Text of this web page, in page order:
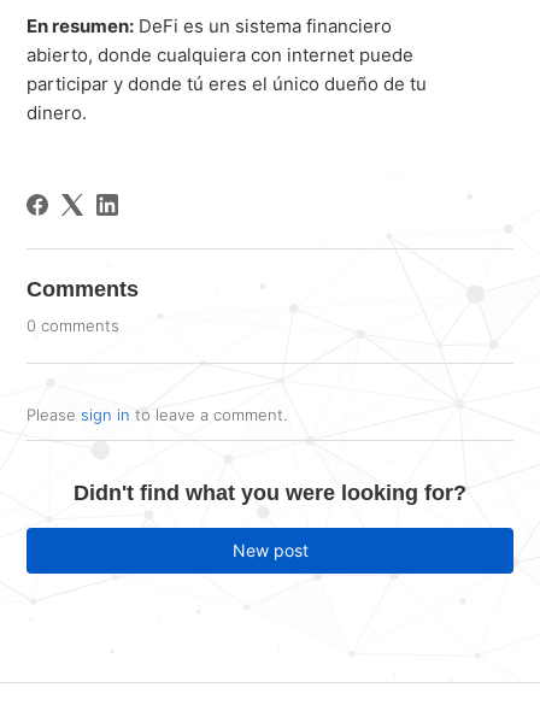
En resumen: DeFi es un sistema financiero
abierto, donde cualquiera con internet puede
participar y donde tú eres el único dueño de tu
dinero.
Comments
0 comments
Please sign in to leave a comment.
Didn't find what you were looking for?
New post